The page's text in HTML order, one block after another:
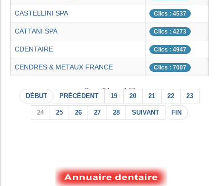
CASTELLINI SPA Clics : 4537
CATTANI SPA Clics : 4273
CDENTAIRE Clics : 4947
CENDRES & METAUX FRANCE Clics : 7007
Page 24 sur 147
DÉBUT PRÉCÉDENT 19 20 21 22 23
24 25 26 27 28 SUIVANT FIN